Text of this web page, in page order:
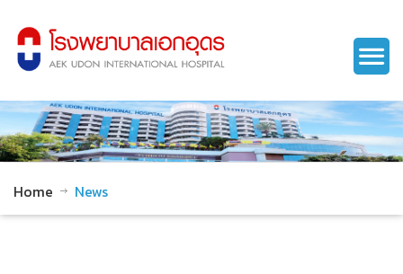
Home News